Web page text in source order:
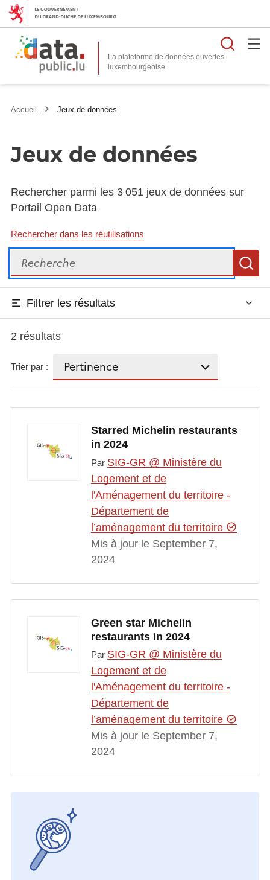
La plateforme de données ouvertes
Accueil Jeux de données
Jeux de données
Rechercher parmi les 3 051 jeux de données sur
Portail Open Data
Rechercher dans les réutilisations
Recherche
Filtrer les résultats
2 résultats
Trier par :
Starred Michelin restaurants
in 2024
Par SIG-GR @ Ministère du
Logement et de
l'Aménagement du territoire -
Département de
l’aménagement du territoire
Mis à jour le September 7,
2024
Green star Michelin
restaurants in 2024
Par SIG-GR @ Ministère du
Logement et de
l'Aménagement du territoire -
Département de
l’aménagement du territoire
Mis à jour le September 7,
2024